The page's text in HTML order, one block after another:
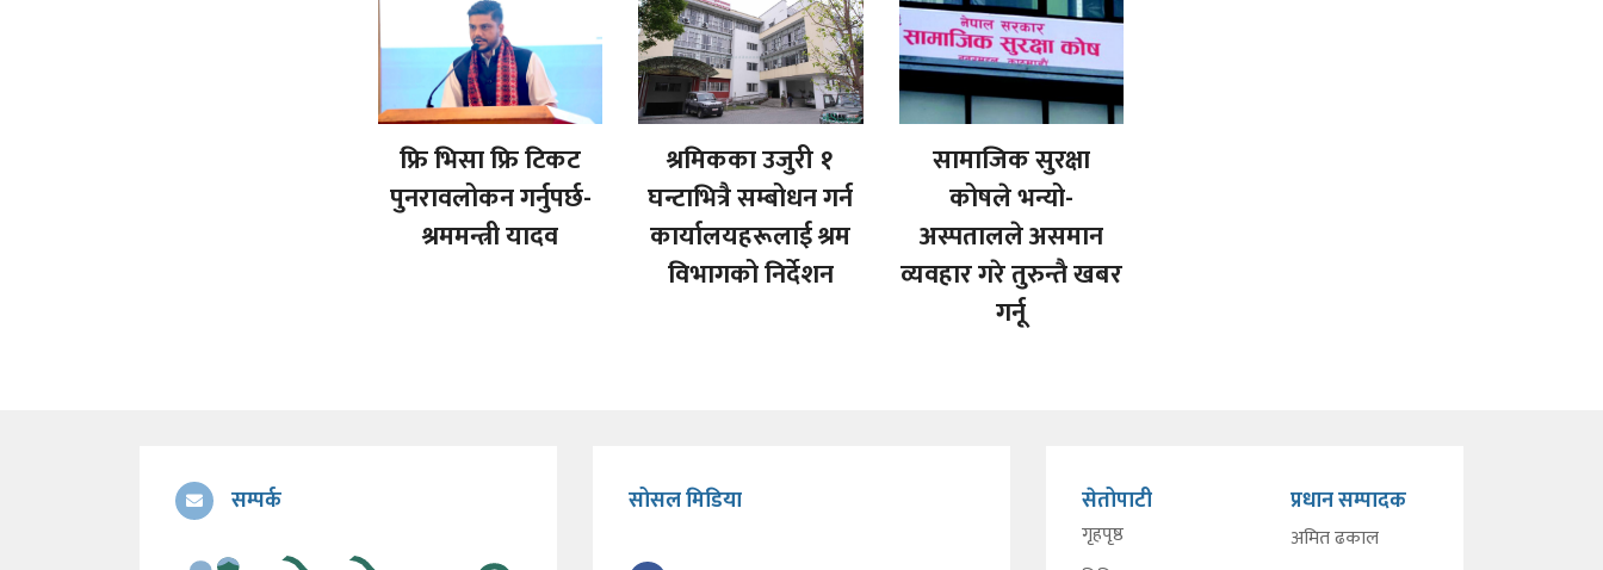
फ्रि भिसा फ्रि टिकट
पुनरावलोकन गर्नुपर्छ-
श्रममन्त्री यादव
श्रमिकका उजुरी १
घन्टाभित्रै सम्बोधन गर्न
कार्यालयहरूलाई श्रम
विभागको निर्देशन
सामाजिक सुरक्षा
कोषले भन्यो-
अस्पतालले असमान
व्यवहार गरे तुरुन्तै खबर
गर्नू
सम्पर्क सोसल मिडिया सेतोपाटी
गृहपृष्ठ
प्रधान सम्पादक
अमित ढकाल